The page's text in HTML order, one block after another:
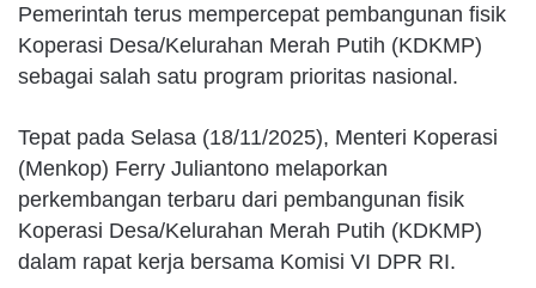
Pemerintah terus mempercepat pembangunan fisik
Koperasi Desa/Kelurahan Merah Putih (KDKMP)
sebagai salah satu program prioritas nasional.
Tepat pada Selasa (18/11/2025), Menteri Koperasi
(Menkop) Ferry Juliantono melaporkan
perkembangan terbaru dari pembangunan fisik
Koperasi Desa/Kelurahan Merah Putih (KDKMP)
dalam rapat kerja bersama Komisi VI DPR RI.